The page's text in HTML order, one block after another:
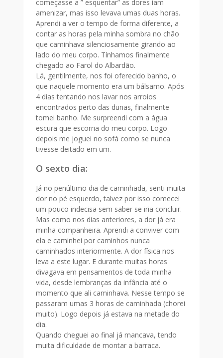
começasse a ” esquentar” as dores iam
amenizar, mas isso levava umas duas horas.
Aprendi a ver o tempo de forma diferente, a
contar as horas pela minha sombra no chão
que caminhava silenciosamente girando ao
lado do meu corpo. Tínhamos finalmente
chegado ao Farol do Albardão.
Lá, gentilmente, nos foi oferecido banho, o
que naquele momento era um bálsamo. Após
4 dias tentando nos lavar nos arroios
encontrados perto das dunas, finalmente
tomei banho. Me surpreendi com a água
escura que escorria do meu corpo. Logo
depois me joguei no sofá como se nunca
tivesse deitado em um.
O sexto dia:
Já no penúltimo dia de caminhada, senti muita
dor no pé esquerdo, talvez por isso comecei
um pouco indecisa sem saber se iria concluir.
Mas como nos dias anteriores, a dor já era
minha companheira. Aprendi a conviver com
ela e caminhei por caminhos nunca
caminhados interiormente. A dor física nos
leva a este lugar. E durante muitas horas
divagava em pensamentos de toda minha
vida, desde lembranças da infância até o
momento que ali caminhava. Nesse tempo se
passaram umas 3 horas de caminhada (chorei
muito). Logo depois já estava na metade do
dia.
Quando cheguei ao final já mancava, tendo
muita dificuldade de montar a barraca.